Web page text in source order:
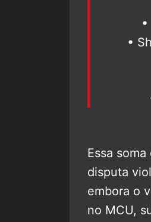
•
Essa
disputa
embora o
no MCU,